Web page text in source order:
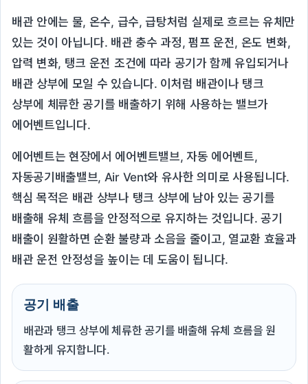
배관 안에는 물, 온수, 급수, 급탕처럼 실제로 흐르는 유체만
있는 것이 아닙니다. 배관 충수 과정, 펌프 운전, 온도 변화,
압력 변화, 탱크 운전 조건에 따라 공기가 함께 유입되거나
배관 상부에 모일 수 있습니다. 이처럼 배관이나 탱크
상부에 체류한 공기를 배출하기 위해 사용하는 밸브가
에어벤트입니다.
에어벤트는 현장에서 에어벤트밸브, 자동 에어벤트,
자동공기배출밸브, Air Vent와 유사한 의미로 사용됩니다.
핵심 목적은 배관 상부나 탱크 상부에 남아 있는 공기를
배출해 유체 흐름을 안정적으로 유지하는 것입니다. 공기
배출이 원활하면 순환 불량과 소음을 줄이고, 열교환 효율과
배관 운전 안정성을 높이는 데 도움이 됩니다.
공기 배출
배관과 탱크 상부에 체류한 공기를 배출해 유체 흐름을 원
활하게 유지합니다.